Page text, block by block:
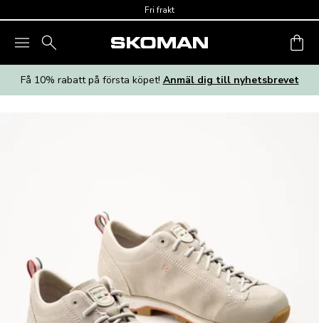
Fri frakt
Få 10% rabatt på första köpet! Anmäl dig till nyhetsbrevet